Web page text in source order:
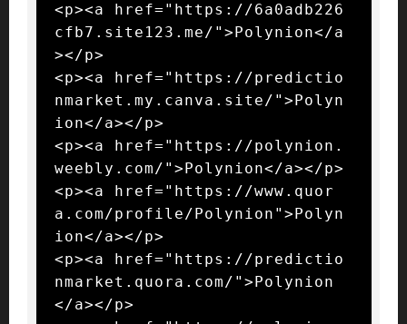
<p><a href="https://6a0adb226
cfb7.site123.me/">Polynion</a
></p>
<p><a href="https://predictio
nmarket.my.canva.site/">Polyn
ion</a></p>
<p><a href="https://polynion.
weebly.com/">Polynion</a></p>
<p><a href="https://www.quor
a.com/profile/Polynion">Polyn
ion</a></p>
<p><a href="https://predictio
nmarket.quora.com/">Polynion
</a></p>